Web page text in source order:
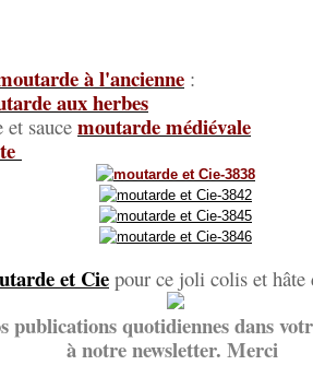
à l'ancienne :
aux herbes
sauce moutarde médiévale
et Cie pour ce joli colis et hâte
publications quotidiennes dans
à notre newsletter. Merci